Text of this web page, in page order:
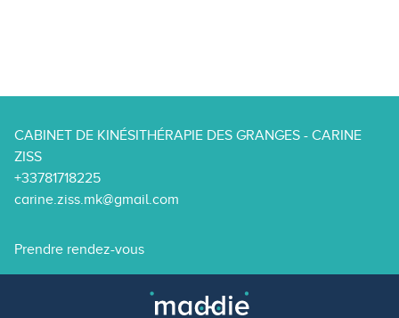
CABINET DE KINÉSITHÉRAPIE DES GRANGES - CARINE
ZISS
+33781718225
carine.ziss.mk@gmail.com
Prendre rendez-vous